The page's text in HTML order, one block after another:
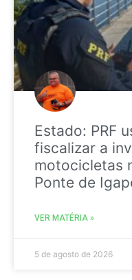
Estado: PRF
fiscalizar a
motocicletas
Ponte de
VER MATÉRIA »
5 de agosto de 2026